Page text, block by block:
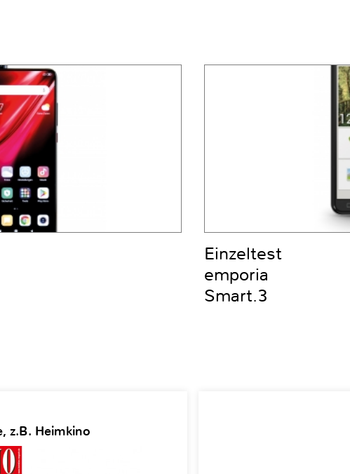
z.B. Heimkino
Einzeltest
emporia
Smart.3